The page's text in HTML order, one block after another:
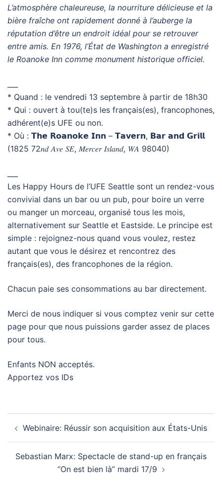
L’atmosphère chaleureuse, la nourriture délicieuse et la
bière fraîche ont rapidement donné à l’auberge la
réputation d’être un endroit idéal pour se retrouver
entre amis. En 1976, l’État de Washington a enregistré
le Roanoke Inn comme monument historique officiel.
* Quand : le vendredi 13 septembre à partir de 18h30
* Qui : ouvert à tou(te)s les français(es), francophones,
adhérent(e)s UFE ou non.
* Où : 𝗧𝗵𝗲 𝗥𝗼𝗮𝗻𝗼𝗸𝗲 𝗜𝗻𝗻 – 𝗧𝗮𝘃𝗲𝗿𝗻, 𝗕𝗮𝗿 𝗮𝗻𝗱 𝗚𝗿𝗶𝗹𝗹
(1825 72𝑛𝑑 𝐴𝑣𝑒 𝑆𝐸, 𝑀𝑒𝑟𝑐𝑒𝑟 𝐼𝑠𝑙𝑎𝑛𝑑, 𝑊𝐴 98040)
Les Happy Hours de l’UFE Seattle sont un rendez-vous
convivial dans un bar ou un pub, pour boire un verre
ou manger un morceau, organisé tous les mois,
alternativement sur Seattle et Eastside. Le principe est
simple : rejoignez-nous quand vous voulez, restez
autant que vous le désirez et rencontrez des
français(es), des francophones de la région.
Chacun paie ses consommations au bar directement.
Merci de nous indiquer si vous comptez venir sur cette
page pour que nous puissions garder assez de places
pour tous.
Enfants NON acceptés.
Apportez vos IDs
navigation
Webinaire: Réussir son acquisition aux États-Unis
Sebastian Marx: Spectacle de stand-up en français
“On est bien là” mardi 17/9